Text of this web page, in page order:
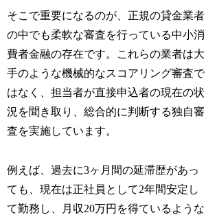
そこで重要になるのが、正規の貸金業者
の中でも柔軟な審査を行っている中小消
費者金融の存在です。これらの業者は大
手のような機械的なスコアリング審査で
はなく、担当者が直接申込者の現在の状
況を聞き取り、総合的に判断する独自審
査を実施しています。
例えば、過去に3ヶ月間の延滞歴があっ
ても、現在は正社員として2年間安定し
て勤務し、月収20万円を得ているような